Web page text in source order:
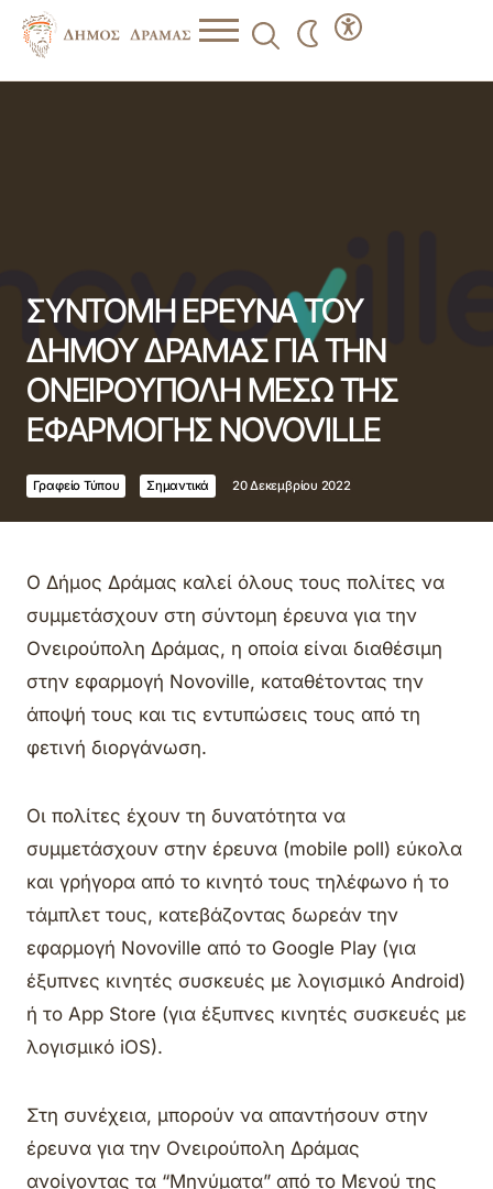
ΣYNTOMH ΕΡΕΥΝΑ ΤΟΥ
ΔΗΜΟΥ ΔΡΑΜΑΣ ΓΙΑ ΤΗΝ
ΟΝΕΙΡΟΥΠΟΛΗ ΜΕΣΩ ΤΗΣ
ΕΦΑΡΜΟΓΗΣ NOVOVILLE
Γραφείο Τύπου Σημαντικά 20 Δεκεμβρίου 2022
Ο Δήμος Δράμας καλεί όλους τους πολίτες να
συμμετάσχουν στη σύντομη έρευνα για την
Ονειρούπολη Δράμας, η οποία είναι διαθέσιμη
στην εφαρμογή Novoville, καταθέτοντας την
άποψή τους και τις εντυπώσεις τους από τη
φετινή διοργάνωση.
Οι πολίτες έχουν τη δυνατότητα να
συμμετάσχουν στην έρευνα (mobile poll) εύκολα
και γρήγορα από το κινητό τους τηλέφωνο ή το
τάμπλετ τους, κατεβάζοντας δωρεάν την
εφαρμογή Novoville από το Google Play (για
έξυπνες κινητές συσκευές με λογισμικό Android)
ή το App Store (για έξυπνες κινητές συσκευές με
λογισμικό iOS).
Στη συνέχεια, μπορούν να απαντήσουν στην
έρευνα για την Ονειρούπολη Δράμας
ανοίγοντας τα “Μηνύματα” από το Μενού της